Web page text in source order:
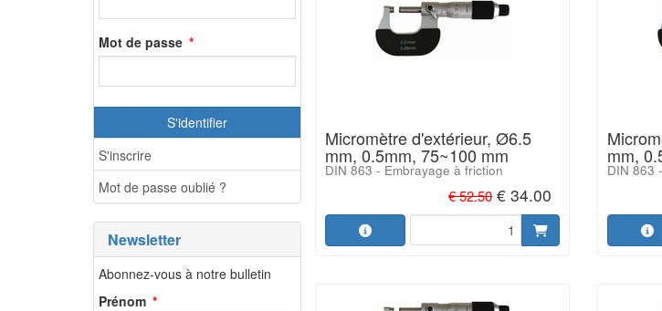
Mot de passe
S'identifier
S'inscrire
Mot de passe oublié ?
Newsletter
Abonnez-vous à notre bulletin
Prénom
Micromètre d'extérieur, Ø6.5
mm, 0.5mm, 75~100 mm
DIN 863 - Embrayage à friction
€ 52.50 € 34.00
mm,
DIN 863